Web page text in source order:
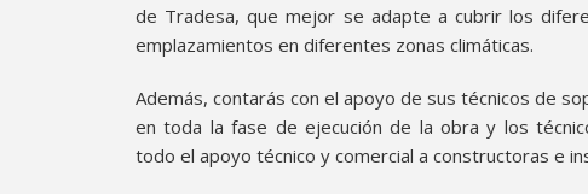
de Tradesa, que mejor se adapte a cubrir los
emplazamientos en diferentes zonas climáticas.
Además, contarás con el apoyo de sus técnicos de
en toda la fase de ejecución de la obra y los
todo el apoyo técnico y comercial a constructoras e